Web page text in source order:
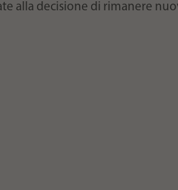
alla decisione di rimanere